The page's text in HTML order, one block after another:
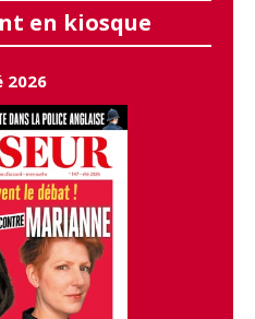
en kiosque
2026